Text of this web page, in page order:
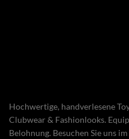
Hochwertige, handverlesene
Clubwear & Fashionlooks.
Belohnung. Besuchen Sie uns im